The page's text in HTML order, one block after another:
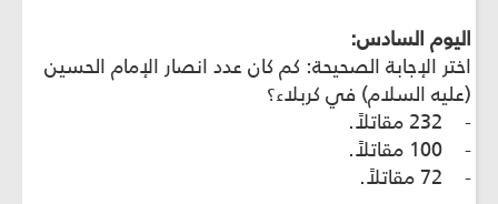
اليوم السادس:
اختر الإجابة الصحيحة: كم كان عدد انصار الإمام الحسين
(عليه السلام) في كربلاء؟
- 232 مقاتلاً.
- 100 مقاتلاً.
- 72 مقاتلاً.